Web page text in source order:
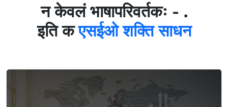
न केवलं भाषापरिवर्तकः - .
इति कएसईओ शक्ति साधन